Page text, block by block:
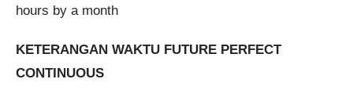
hours by a month
KETERANGAN WAKTU FUTURE PERFECT
CONTINUOUS